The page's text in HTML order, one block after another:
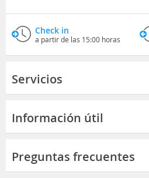
Check in
a partir de las 15:00 horas
Servicios
Información útil
Preguntas frecuentes